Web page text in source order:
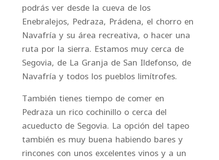
podrás ver desde la cueva de los
Enebralejos, Pedraza, Prádena, el chorro en
Navafría y su área recreativa, o hacer una
ruta por la sierra. Estamos muy cerca de
Segovia, de La Granja de San Ildefonso, de
Navafría y todos los pueblos limítrofes.
También tienes tiempo de comer en
Pedraza un rico cochinillo o cerca del
acueducto de Segovia. La opción del tapeo
también es muy buena habiendo bares y
rincones con unos excelentes vinos y a un